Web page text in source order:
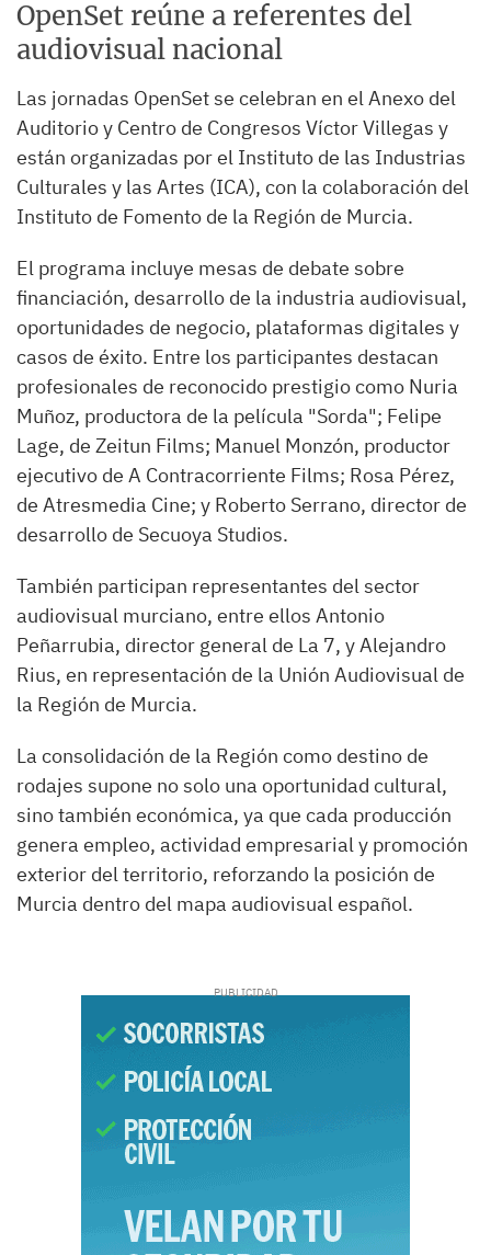
OpenSet reúne a referentes del
audiovisual nacional
Las jornadas OpenSet se celebran en el Anexo del
Auditorio y Centro de Congresos Víctor Villegas y
están organizadas por el Instituto de las Industrias
Culturales y las Artes (ICA), con la colaboración del
Instituto de Fomento de la Región de Murcia.
El programa incluye mesas de debate sobre
financiación, desarrollo de la industria audiovisual,
oportunidades de negocio, plataformas digitales y
casos de éxito. Entre los participantes destacan
profesionales de reconocido prestigio como Nuria
Muñoz, productora de la película "Sorda"; Felipe
Lage, de Zeitun Films; Manuel Monzón, productor
ejecutivo de A Contracorriente Films; Rosa Pérez,
de Atresmedia Cine; y Roberto Serrano, director de
desarrollo de Secuoya Studios.
También participan representantes del sector
audiovisual murciano, entre ellos Antonio
Peñarrubia, director general de La 7, y Alejandro
Rius, en representación de la Unión Audiovisual de
la Región de Murcia.
La consolidación de la Región como destino de
rodajes supone no solo una oportunidad cultural,
sino también económica, ya que cada producción
genera empleo, actividad empresarial y promoción
exterior del territorio, reforzando la posición de
Murcia dentro del mapa audiovisual español.